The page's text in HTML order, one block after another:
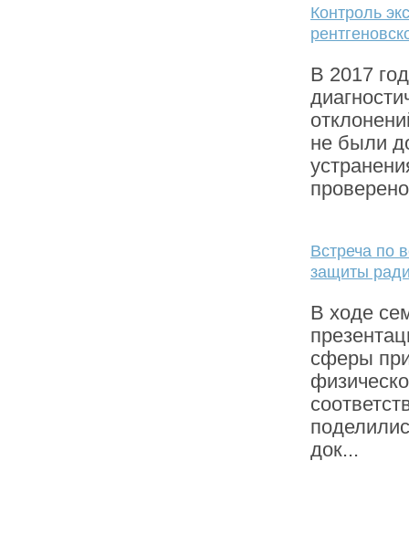
Контроль
В 2017
не были
Встреча по
защиты
В ходе
сферы
док...